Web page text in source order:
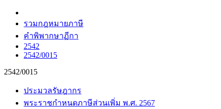
รวมกฎหมายภาษี
คำพิพากษาฏีกา
2542
2542/0015
2542/0015
ประมวลรัษฎากร
พระราชกำหนดภาษีส่วนเพิ่ม พ.ศ. 2567